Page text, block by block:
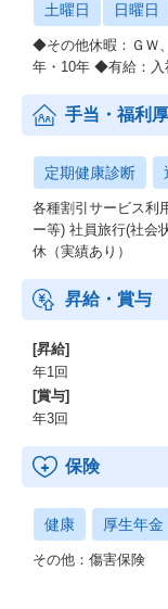
土曜日 日曜日
◆その他休暇：ＧＷ
年・10年 ◆有給：⼊
手当・福利
定期健康診断
各種割引サービス利
ー等) 社員旅行(社会
休（実績あり）
昇給・賞与
[昇給]
年1回
[賞与]
年3回
保険
健康 厚生年金
その他：傷害保険